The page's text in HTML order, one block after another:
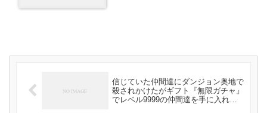
信じていた仲間達にダンジョン奥地で
殺されかけたがギフト『無限ガチャ』
でレベル9999の仲間達を手に入れて